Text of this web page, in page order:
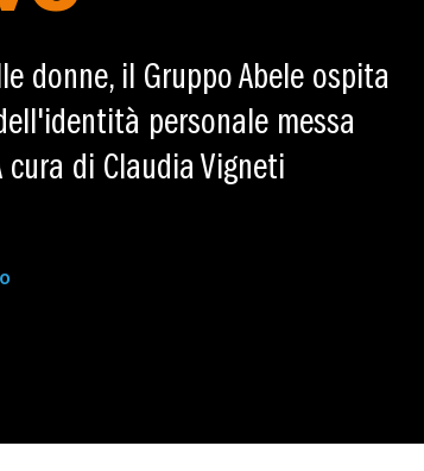
donne, il Gruppo Abele ospita
personale messa
di Claudia Vigneti